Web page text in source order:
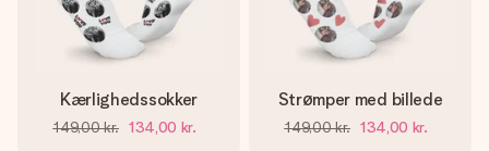
Kærlighedssokker
149,00 kr. 134,00 kr.
Strømper med billede
149,00 kr. 134,00 kr.